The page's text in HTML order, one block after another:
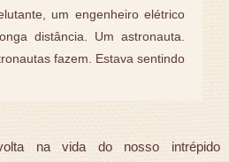
um engenheiro elétrico
distância. Um astronauta.
fazem. Estava sentindo
na vida do nosso intrépido